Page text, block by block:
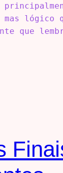
lógico
que